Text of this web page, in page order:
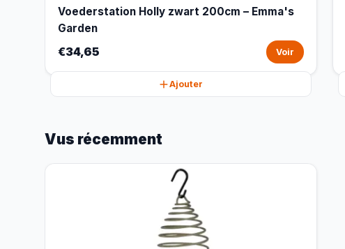
Voederstation Holly zwart 200cm – Emma's
Garden
€34,65 Voir
Ajouter
Vus récemment